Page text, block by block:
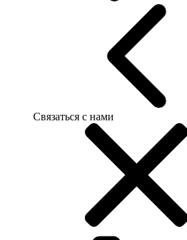
Связаться с нами